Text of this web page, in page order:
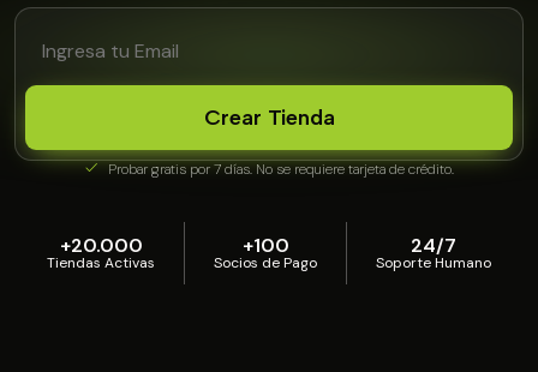
Crear Tienda
Probar gratis por 7 días. No se requiere tarjeta de crédito.
+20.000
Tiendas Activas
+100
Socios de Pago
24/7
Soporte Humano